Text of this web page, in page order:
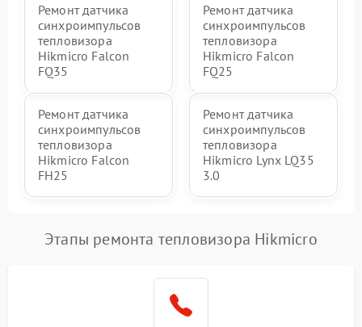
Ремонт датчика
синхроимпульсов
тепловизора
Hikmicro Falcon
FQ35
Ремонт датчика
синхроимпульсов
тепловизора
Hikmicro Falcon
FQ25
Ремонт датчика
синхроимпульсов
тепловизора
Hikmicro Falcon
FH25
Ремонт датчика
синхроимпульсов
тепловизора
Hikmicro Lynx LQ35
3.0
Этапы ремонта тепловизора Hikmicro